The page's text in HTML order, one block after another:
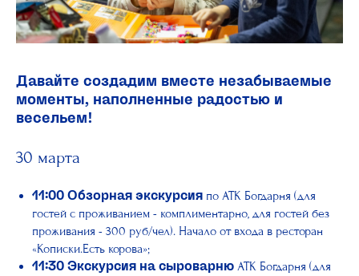
Давайте создадим вместе незабываемые
моменты, наполненные радостью и
весельем!
30 марта
11:00 Обзорная экскурсия по АТК Богдарня (для
гостей с проживанием - комплиментарно, для гостей без
проживания - 300 руб/чел). Начало от входа в ресторан
«Кописки.Есть корова»;
11:30 Экскурсия на сыроварню АТК Богдарня (для